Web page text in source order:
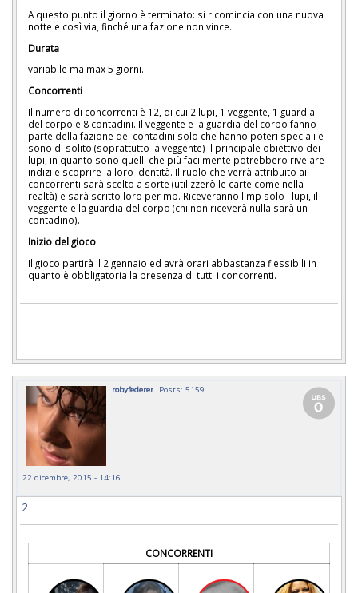
A questo punto il giorno è terminato: si ricomincia con una nuova
notte e così via, finché una fazione non vince.
Durata
variabile ma max 5 giorni.
Concorrenti
Il numero di concorrenti è 12, di cui 2 lupi, 1 veggente, 1 guardia
del corpo e 8 contadini. Il veggente e la guardia del corpo fanno
parte della fazione dei contadini solo che hanno poteri speciali e
sono di solito (soprattutto la veggente) il principale obiettivo dei
lupi, in quanto sono quelli che più facilmente potrebbero rivelare
indizi e scoprire la loro identità. Il ruolo che verrà attribuito ai
concorrenti sarà scelto a sorte (utilizzerò le carte come nella
realtà) e sarà scritto loro per mp. Riceveranno l mp solo i lupi, il
veggente e la guardia del corpo (chi non riceverà nulla sarà un
contadino).
Inizio del gioco
Il gioco partirà il 2 gennaio ed avrà orari abbastanza flessibili in
quanto è obbligatoria la presenza di tutti i concorrenti.
robyfederer Posts: 5159
22 dicembre, 2015 - 14:16
2
CONCORRENTI